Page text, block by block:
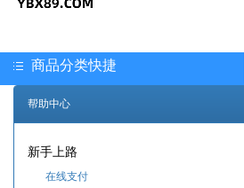
商品分类快捷
帮助中心
新手上路
在线支付